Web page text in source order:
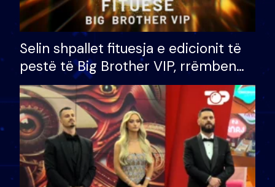
Selin shpallet fituesja e edicionit të
pestë të Big Brother VIP, rrëmben
çmimin e madh prej 100 mijë eurosh